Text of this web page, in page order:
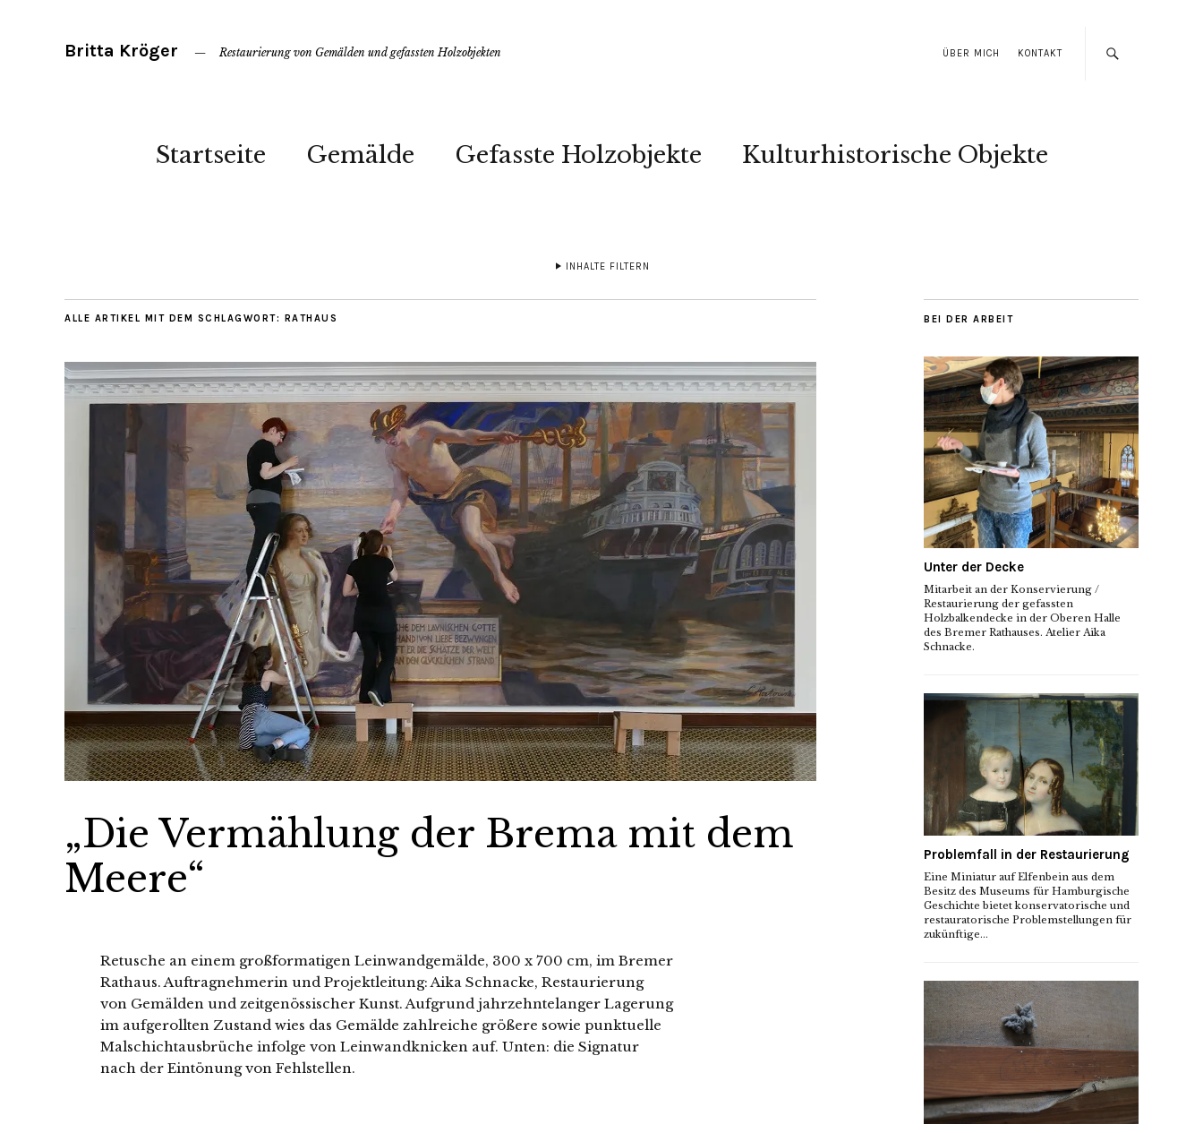
ÜBER MICH KONTAKT
Britta Kröger Restaurierung von Gemälden und gefassten Holzobjekten
Startseite Gemälde Gefasste Holzobjekte Kulturhistorische Objekte
INHALTE FILTERN
ALLE ARTIKEL MIT DEM SCHLAGWORT: RATHAUS
„Die Vermählung der Brema mit dem
Meere“
Retusche an einem großformatigen Leinwandgemälde, 300 x 700 cm, im Bremer
Rathaus. Auftragnehmerin und Projektleitung: Aika Schnacke, Restaurierung
von Gemälden und zeitgenössischer Kunst. Aufgrund jahrzehntelanger Lagerung
im aufgerollten Zustand wies das Gemälde zahlreiche größere sowie punktuelle
Malschichtausbrüche infolge von Leinwandknicken auf. Unten: die Signatur
nach der Eintönung von Fehlstellen.
BEI DER ARBEIT
Unter der Decke
Mitarbeit an der Konservierung /
Restaurierung der gefassten
Holzbalkendecke in der Oberen Halle
des Bremer Rathauses. Atelier Aika
Schnacke.
Problemfall in der Restaurierung
Eine Miniatur auf Elfenbein aus dem
Besitz des Museums für Hamburgische
Geschichte bietet konservatorische und
restauratorische Problemstellungen für
zukünftige...